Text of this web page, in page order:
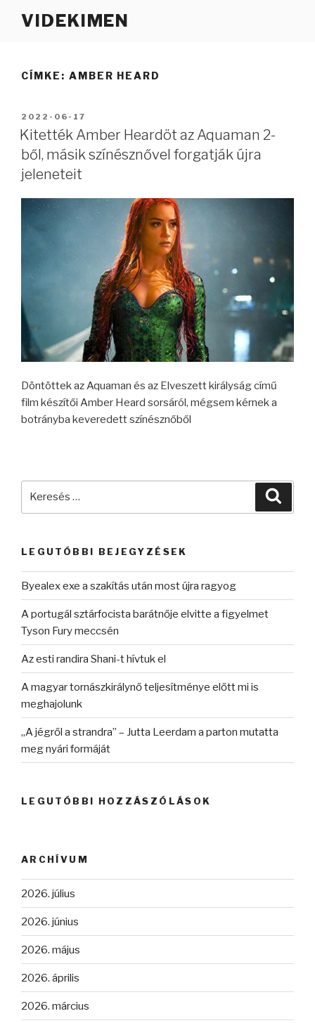
VIDEKIMEN
CÍMKE: AMBER HEARD
BEKÜLDVE:
2022-06-17
Kitették Amber Heardöt az Aquaman 2-
ből, másik színésznővel forgatják újra
jeleneteit
Döntöttek az Aquaman és az Elveszett királyság című
film készítői Amber Heard sorsáról, mégsem kérnek a
botrányba keveredett színésznőből
LEGUTÓBBI BEJEGYZÉSEK
Byealex exe a szakítás után most újra ragyog
A portugál sztárfocista barátnője elvitte a figyelmet
Tyson Fury meccsén
Az esti randira Shani-t hívtuk el
A magyar tornászkirálynő teljesítménye előtt mi is
meghajolunk
„A jégről a strandra” – Jutta Leerdam a parton mutatta
meg nyári formáját
LEGUTÓBBI HOZZÁSZÓLÁSOK
ARCHÍVUM
2026. július
2026. június
2026. május
2026. április
2026. március